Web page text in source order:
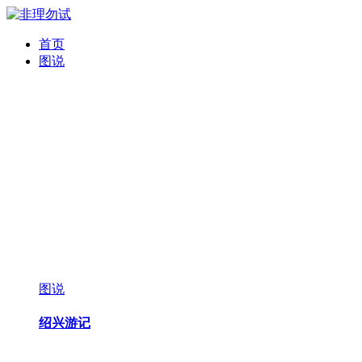
首页
图说
图说
绍兴游记